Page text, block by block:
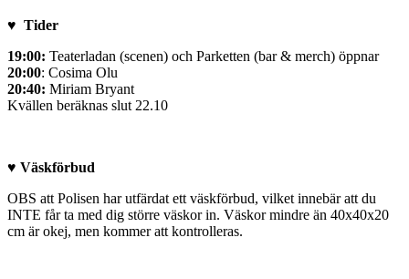
♥ Tider
19:00: Teaterladan (scenen) och Parketten (bar & merch) öppnar
20:00: Cosima Olu
20:40: Miriam Bryant
Kvällen beräknas slut 22.10
♥ Väskförbud
OBS att Polisen har utfärdat ett väskförbud, vilket innebär att du
INTE får ta med dig större väskor in. Väskor mindre än 40x40x20
cm är okej, men kommer att kontrolleras.